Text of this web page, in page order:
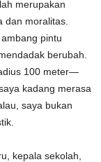
merupakan
dan moralitas.
pintu
berubah.
100 meter—
kadang merasa
saya bukan
kepala sekolah,